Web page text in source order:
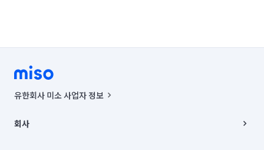
유한회사 미소 사업자 정보
00019 |
회사